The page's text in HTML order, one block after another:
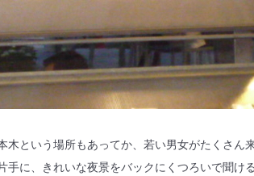
という場所もあってか、若い男女がたくさん
に、きれいな夜景をバックにくつろいで聞け